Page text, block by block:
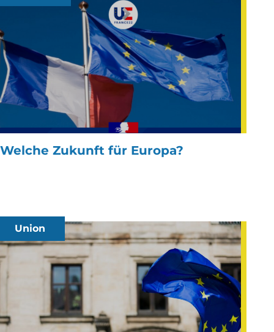
Welche Zukunft für Europa?
Union